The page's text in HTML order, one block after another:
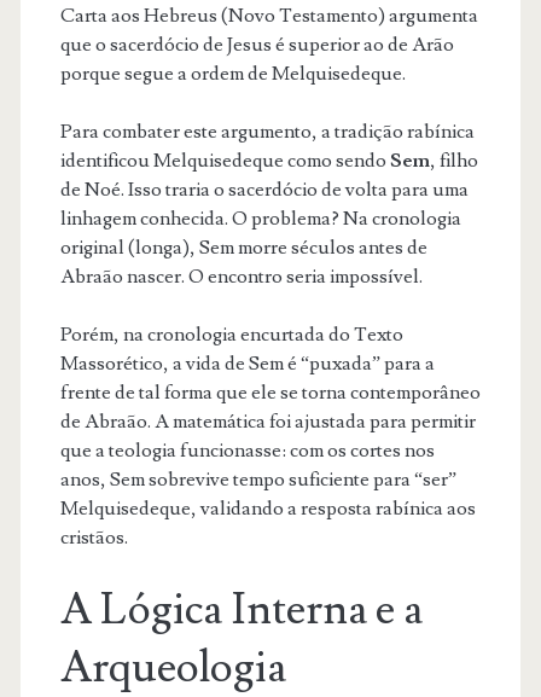
Carta aos Hebreus (Novo Testamento) argumenta
que o sacerdócio de Jesus é superior ao de Arão
porque segue a ordem de Melquisedeque.
Para combater este argumento, a tradição rabínica
identificou Melquisedeque como sendo Sem, filho
de Noé. Isso traria o sacerdócio de volta para uma
linhagem conhecida. O problema? Na cronologia
original (longa), Sem morre séculos antes de
Abraão nascer. O encontro seria impossível.
Porém, na cronologia encurtada do Texto
Massorético, a vida de Sem é “puxada” para a
frente de tal forma que ele se torna contemporâneo
de Abraão. A matemática foi ajustada para permitir
que a teologia funcionasse: com os cortes nos
anos, Sem sobrevive tempo suficiente para “ser”
Melquisedeque, validando a resposta rabínica aos
cristãos.
A Lógica Interna e a
Arqueologia